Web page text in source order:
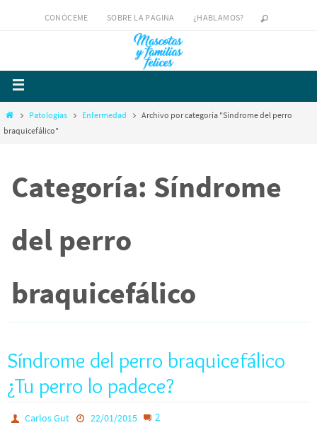
CONÓCEME SOBRE LA PÁGINA ¿HABLAMOS?
Patologías Enfermedad
Archivo por categoría "Síndrome del perro
braquicefálico"
Categoría: Síndrome
del perro
braquicefálico
Síndrome del perro braquicefálico
¿Tu perro lo padece?
Carlos Gut 22/01/2015 2